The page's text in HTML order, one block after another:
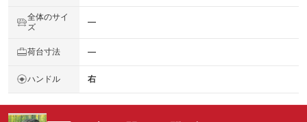
全体のサイ
ズ
―
荷台寸法 ―
ハンドル 右